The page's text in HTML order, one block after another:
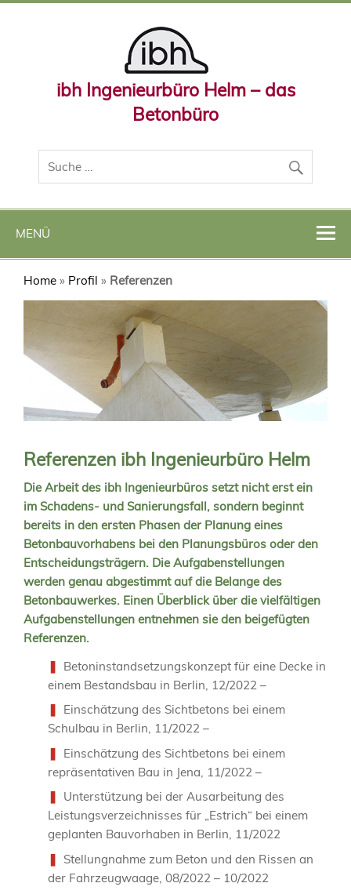
ibh Ingenieurbüro Helm – das
Betonbüro
MENÜ
Home » Profil » Referenzen
Referenzen ibh Ingenieurbüro Helm
Die Arbeit des ibh Ingenieurbüros setzt nicht erst ein
im Schadens- und Sanierungsfall, sondern beginnt
bereits in den ersten Phasen der Planung eines
Betonbauvorhabens bei den Planungsbüros oder den
Entscheidungsträgern. Die Aufgabenstellungen
werden genau abgestimmt auf die Belange des
Betonbauwerkes. Einen Überblick über die vielfältigen
Aufgabenstellungen entnehmen sie den beigefügten
Referenzen.
Betoninstandsetzungskonzept für eine Decke in
einem Bestandsbau in Berlin, 12/2022 –
Einschätzung des Sichtbetons bei einem
Schulbau in Berlin, 11/2022 –
Einschätzung des Sichtbetons bei einem
repräsentativen Bau in Jena, 11/2022 –
Unterstützung bei der Ausarbeitung des
Leistungsverzeichnisses für „Estrich“ bei einem
geplanten Bauvorhaben in Berlin, 11/2022
Stellungnahme zum Beton und den Rissen an
der Fahrzeugwaage, 08/2022 – 10/2022